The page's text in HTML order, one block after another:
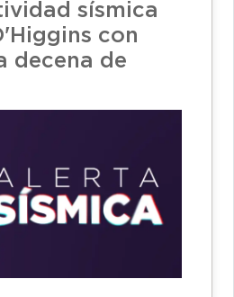
sísmica
con
decena de